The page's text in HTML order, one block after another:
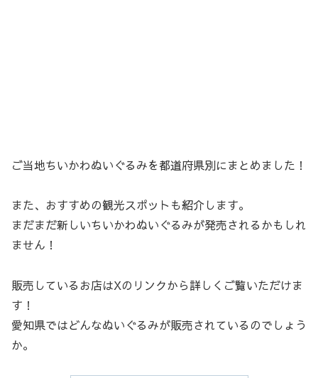
ご当地ちいかわぬいぐるみを都道府県別にまとめました！
また、おすすめの観光スポットも紹介します。
まだまだ新しいちいかわぬいぐるみが発売されるかもしれ
ません！
販売しているお店はXのリンクから詳しくご覧いただけま
す！
愛知県ではどんなぬいぐるみが販売されているのでしょう
か。